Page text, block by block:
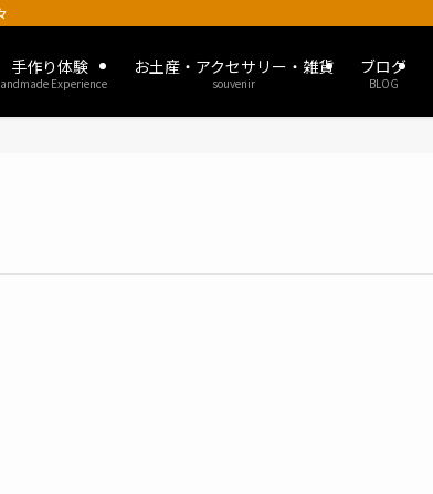
手作り体験
Experience
お土産・アクセサリー・雑貨
souvenir
ブログ
BLOG